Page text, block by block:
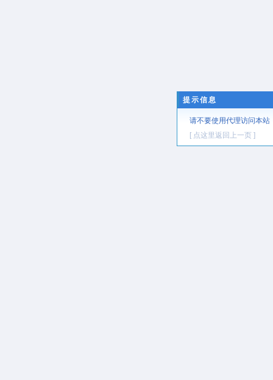
提示信息
请不要使用代理访问本站
[ 点这里返回上一页 ]